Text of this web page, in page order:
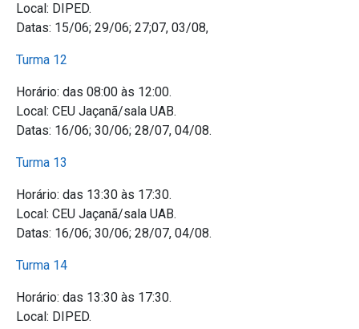
Local: DIPED.
Datas: 15/06; 29/06; 27;07, 03/08,
Turma 12
Horário: das 08:00 às 12:00.
Local: CEU Jaçanã/sala UAB.
Datas: 16/06; 30/06; 28/07, 04/08.
Turma 13
Horário: das 13:30 às 17:30.
Local: CEU Jaçanã/sala UAB.
Datas: 16/06; 30/06; 28/07, 04/08.
Turma 14
Horário: das 13:30 às 17:30.
Local: DIPED.